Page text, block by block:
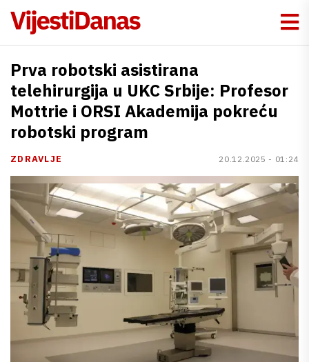
Prva robotski asistirana
telehirurgija u UKC Srbije: Profesor
Mottrie i ORSI Akademija pokreću
robotski program
ZDRAVLJE 20.12.2025 - 01:24